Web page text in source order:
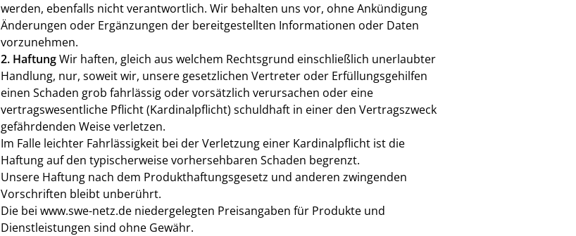
werden, ebenfalls nicht verantwortlich. Wir behalten uns vor, ohne Ankündigung
Änderungen oder Ergänzungen der bereitgestellten Informationen oder Daten
vorzunehmen.
2. HaftungWir haften, gleich aus welchem Rechtsgrund einschließlich unerlaubter
Handlung, nur, soweit wir, unsere gesetzlichen Vertreter oder Erfüllungsgehilfen
einen Schaden grob fahrlässig oder vorsätzlich verursachen oder eine
vertragswesentliche Pflicht (Kardinalpflicht) schuldhaft in einer den Vertragszweck
gefährdenden Weise verletzen.
Im Falle leichter Fahrlässigkeit bei der Verletzung einer Kardinalpflicht ist die
Haftung auf den typischerweise vorhersehbaren Schaden begrenzt.
Unsere Haftung nach dem Produkthaftungsgesetz und anderen zwingenden
Vorschriften bleibt unberührt.
Die bei www.swe-netz.de niedergelegten Preisangaben für Produkte und
Dienstleistungen sind ohne Gewähr.